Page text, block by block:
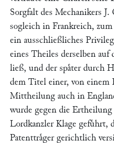
Sorgfalt des Mechanikers J.
sogleich in Frankreich,
ein ausschließliches
eines Theiles derselben auf
ließ, und der spaͤter durch
dem Titel einer, von einem
Mittheilung auch in
wurde gegen die Ertheilung
Lordkanzler Klage gefuͤhrt,
Patenttraͤger gerichtlich